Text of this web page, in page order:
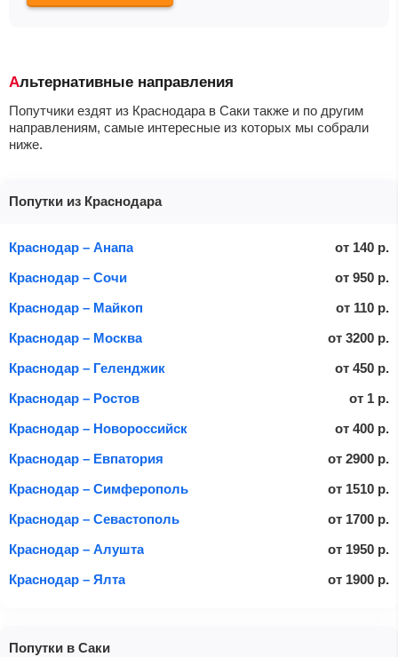
Альтернативные направления
Попутчики ездят из Краснодара в Саки также и по другим
направлениям, самые интересные из которых мы собрали
ниже.
Попутки из Краснодара
Краснодар – Анапа от 140 р.
Краснодар – Сочи
от 950 р.
Краснодар – Майкоп
от 110 р.
Краснодар – Москва
от 3200 р.
Краснодар – Геленджик
от 450 р.
Краснодар – Ростов
от 1 р.
Краснодар – Новороссийск
от 400 р.
Краснодар – Евпатория
от 2900 р.
Краснодар – Симферополь
от 1510 р.
Краснодар – Севастополь
от 1700 р.
Краснодар – Алушта
от 1950 р.
Краснодар – Ялта
от 1900 р.
Попутки в Саки